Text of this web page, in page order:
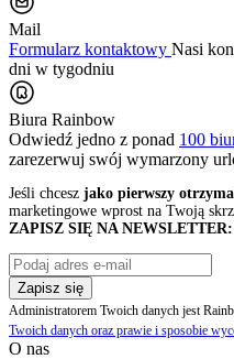
Mail
Formularz kontaktowy Nasi
dni w tygodniu
Biura Rainbow
Odwiedź jedno z ponad 100
zarezerwuj swój wymarzony
Jeśli chcesz jako pierwszy
marketingowe wprost na Twoją
ZAPISZ SIĘ NA NEWSLETTER:
Zapisz się
Administratorem Twoich danych jest
Twoich danych oraz prawie i sposobie
O nas